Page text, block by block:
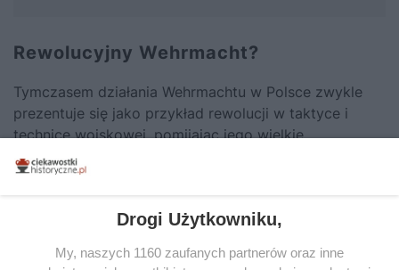
Rewolucyjny Wehrmacht?
Tymczasem działania Wehrmachtu w Polsce zwykle
prezentuje się jako przykład rewolucji w taktyce i
technice wojskowej, pomijając jego wielkie
uzależnienie od przejętego sprzętu
czechosłowackiego oraz fakt, że większość
jeszcze w 1945 roku). Niemiecki najazd pojawia się na
operacja, skazana na sukces, w której dywizje
Drogi Użytkowniku,
My, naszych 1160 zaufanych partnerów oraz inne